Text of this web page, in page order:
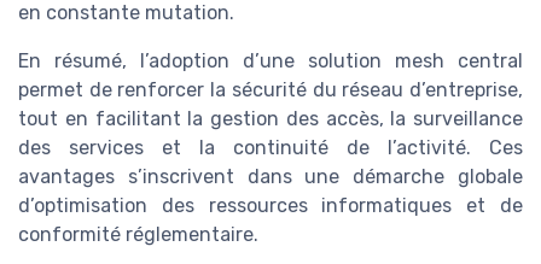
en constante mutation.
En résumé, l’adoption d’une solution mesh central
permet de renforcer la sécurité du réseau d’entreprise,
tout en facilitant la gestion des accès, la surveillance
des services et la continuité de l’activité. Ces
avantages s’inscrivent dans une démarche globale
d’optimisation des ressources informatiques et de
conformité réglementaire.